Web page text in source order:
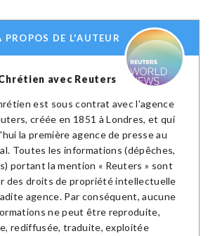
PROPOS DE L'AUTEUR
avec Reuters
est sous contrat avec l'agence
créée en 1851 à Londres, et qui
la première agence de presse au
Toutes les informations (dépêches,
portant la mention « Reuters » sont
des droits de propriété intellectuelle
agence. Par conséquent, aucune
ne peut être reproduite,
rediffusée, traduite, exploitée